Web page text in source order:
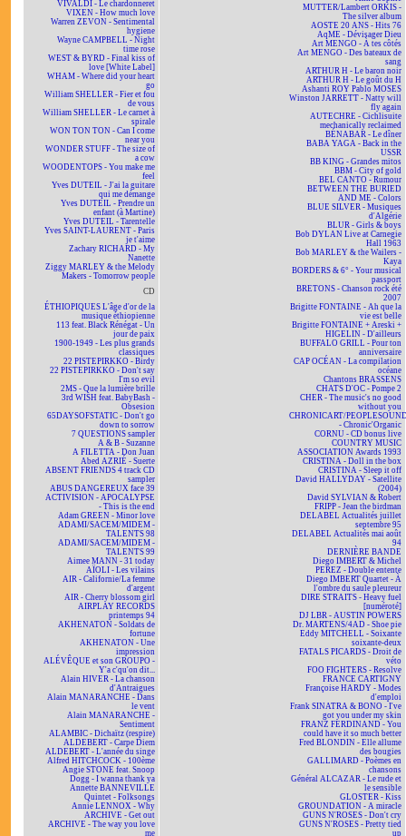
VIVALDI - Le chardonneret
VIXEN - How much love
Warren ZEVON - Sentimental
hygiene
Wayne CAMPBELL - Night
time rose
WEST & BYRD - Final kiss of
love [White Label]
WHAM - Where did your heart
go
William SHELLER - Fier et fou
de vous
William SHELLER - Le carnet à
spirale
WON TON TON - Can I come
near you
WONDER STUFF - The size of
a cow
WOODENTOPS - You make me
feel
Yves DUTEIL - J'ai la guitare
qui me démange
Yves DUTEIL - Prendre un
enfant (à Martine)
Yves DUTEIL - Tarentelle
Yves SAINT-LAURENT - Paris
je t'aime
Zachary RICHARD - My
Nanette
Ziggy MARLEY & the Melody
Makers - Tomorrow people
CD
ÉTHIOPIQUES L'âge d'or de la
musique éthiopienne
113 feat. Black Rénégat - Un
jour de paix
1900-1949 - Les plus grands
classiques
22 PISTEPIRKKO - Birdy
22 PISTEPIRKKO - Don't say
I'm so evil
2MS - Que la lumière brille
3rd WISH feat. BabyBash -
Obsesion
65DAYSOFSTATIC - Don't go
down to sorrow
7 QUESTIONS sampler
A & B - Suzanne
A FILETTA - Don Juan
Abed AZRIÉ - Suerte
ABSENT FRIENDS 4 track CD
sampler
ABUS DANGEREUX face 39
ACTIVISION - APOCALYPSE
- This is the end
Adam GREEN - Minor love
ADAMI/SACEM/MIDEM -
TALENTS 98
ADAMI/SACEM/MIDEM -
TALENTS 99
Aimee MANN - 31 today
AÏOLI - Les vilains
AIR - Californie/La femme
d'argent
AIR - Cherry blossom girl
AIRPLAY RECORDS
printemps 94
AKHENATON - Soldats de
fortune
AKHENATON - Une
impression
ALÉVÊQUE et son GROUPO -
Y'a c'qu'on dit...
Alain HIVER - La chanson
d'Antraigues
Alain MANARANCHE - Dans
le vent
Alain MANARANCHE -
Sentiment
ALAMBIC - Dichaïtz (respire)
ALDEBERT - Carpe Diem
ALDEBERT - L'année du singe
Alfred HITCHCOCK - 100ème
Angie STONE feat. Snoop
Dogg - I wanna thank ya
Annette BANNEVILLE
Quintet - Folksongs
Annie LENNOX - Why
ARCHIVE - Get out
ARCHIVE - The way you love
me
MUTTER/Lambert ORKIS -
The silver album
AOSTE 20 ANS - Hits 76
AqME - Dévisager Dieu
Art MENGO - À tes côtés
Art MENGO - Des bateaux de
sang
ARTHUR H - Le baron noir
ARTHUR H - Le goût du H
Ashanti ROY Pablo MOSES
Winston JARRETT - Natty will
fly again
AUTECHRE - Cichlisuite
mechanically reclaimed
BÉNABAR - Le dîner
BABA YAGA - Back in the
USSR
BB KING - Grandes mitos
BBM - City of gold
BEL CANTO - Rumour
BETWEEN THE BURIED
AND ME - Colors
BLUE SILVER - Musiques
d'Algérie
BLUR - Girls & boys
Bob DYLAN Live at Carnegie
Hall 1963
Bob MARLEY & the Wailers -
Kaya
BORDERS & 6° - Your musical
passport
BRETONS - Chanson rock été
2007
Brigitte FONTAINE - Ah que la
vie est belle
Brigitte FONTAINE + Areski +
HIGELIN - D'ailleurs
BUFFALO GRILL - Pour ton
anniversaire
CAP OCÉAN - La compilation
océane
Chantons BRASSENS
CHATS D'OC - Pompe 2
CHER - The music's no good
without you
CHRONICART/
- Chronic'Organic
CORNU - CD bonus live
COUNTRY MUSIC
ASSOCIATION Awards 1993
CRISTINA - Doll in the box
CRISTINA - Sleep it off
David HALLYDAY - Satellite
(2004)
David SYLVIAN & Robert
FRIPP - Jean the birdman
DELABEL Actualités juillet
septembre 95
DELABEL Actualités mai août
94
DERNIÈRE BANDE
Diego IMBERT & Michel
PEREZ - Double entente
Diego IMBERT Quartet - À
l'ombre du saule pleureur
DIRE STRAITS - Heavy fuel
[numéroté]
DJ LBR - AUSTIN POWERS
Dr. MARTENS/4AD - Shoe pie
Eddy MITCHELL - Soixante
soixante-deux
FATALS PICARDS - Droit de
véto
FOO FIGHTERS - Resolve
FRANCE CARTIGNY
Françoise HARDY - Modes
d'emploi
Frank SINATRA & BONO - I've
got you under my skin
FRANZ FERDINAND - You
could have it so much better
Fred BLONDIN - Elle allume
des bougies
GALLIMARD - Poèmes en
chansons
Général ALCAZAR - Le rude et
le sensible
GLOSTER - Kiss
GROUNDATION - A miracle
GUNS N'ROSES - Don't cry
GUNS N'ROSES - Pretty tied
up